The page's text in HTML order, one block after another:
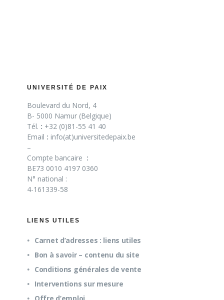
UNIVERSITÉ DE PAIX
Boulevard du Nord, 4
B- 5000 Namur (Belgique)
Tél. : +32 (0)81-55 41 40
Email : info(at)universitedepaix.be
–
Compte bancaire :
BE73 0010 4197 0360
N° national :
4-161339-58
LIENS UTILES
Carnet d’adresses : liens utiles
Bon à savoir – contenu du site
Conditions générales de vente
Interventions sur mesure